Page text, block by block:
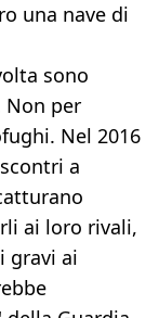
una nave di
sono
per
Nel 2016
a
ai loro rivali,
gravi ai